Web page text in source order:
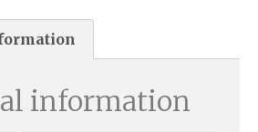
information